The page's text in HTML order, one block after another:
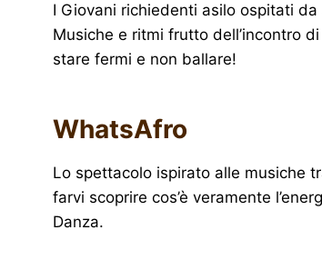
I Giovani richiedenti asilo ospitati
Musiche e ritmi frutto dell’incontro
stare fermi e non ballare!
WhatsAfro
Lo spettacolo ispirato alle musiche
farvi scoprire cos’è veramente
Danza.